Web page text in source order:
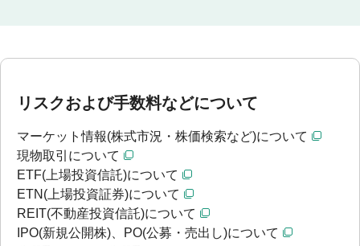
リスクおよび手数料などについて
マーケット情報(株式市況・株価検索など)について
現物取引について
ETF(上場投資信託)について
ETN(上場投資証券)について
REIT(不動産投資信託)について
IPO(新規公開株)、PO(公募・売出し)について